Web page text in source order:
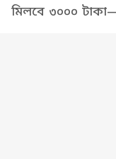
মিলবে ৩০০০